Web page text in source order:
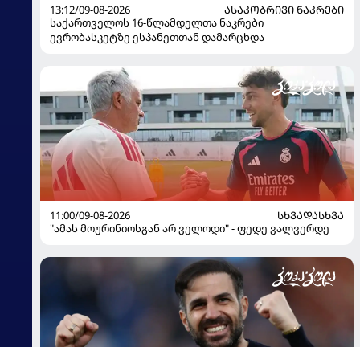
13:12/09-08-2026
ᲐᲡᲐᲙᲝᲑᲠᲘᲕᲘ ᲜᲐᲙᲠᲔᲑᲘ
საქართველოს 16-წლამდელთა ნაკრები
ევრობასკეტზე ესპანეთთან დამარცხდა
11:00/09-08-2026
ᲡᲮᲕᲐᲓᲐᲡᲮᲕᲐ
"ამას მოურინიოსგან არ ველოდი" - ფედე ვალვერდე